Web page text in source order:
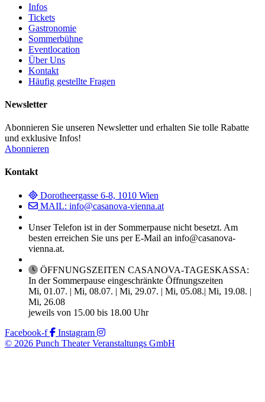
Infos
Tickets
Gastronomie
Sommerbühne
Eventlocation
Über Uns
Kontakt
Häufig gestellte Fragen
Newsletter
Abonnieren Sie unseren Newsletter und erhalten Sie tolle Rabatte
und exklusive Infos!
Abonnieren
Kontakt
Dorotheergasse 6-8, 1010 Wien
MAIL: info@casanova-vienna.at
Unser Telefon ist in der Sommerpause nicht besetzt. Am
besten erreichen Sie uns per E-Mail an info@casanova-
vienna.at.
ÖFFNUNGSZEITEN CASANOVA-TAGESKASSA:
In der Sommerpause eingeschränkte Öffnungszeiten
Mi, 01.07. | Mi, 08.07. | Mi, 29.07. | Mi, 05.08.| Mi, 19.08. |
Mi, 26.08
jeweils von 15.00 bis 18.00 Uhr
Facebook-f
Instagram
© 2026 Punch Theater Veranstaltungs GmbH